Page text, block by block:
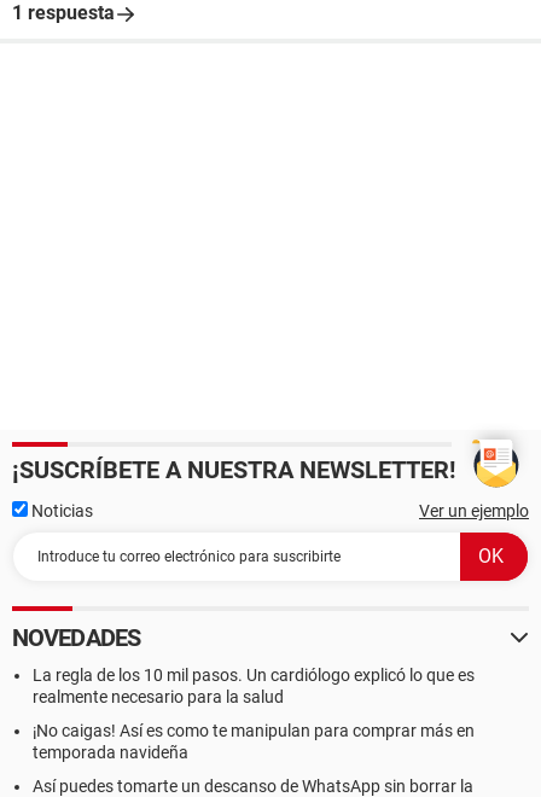
1 respuesta
¡SUSCRÍBETE A NUESTRA NEWSLETTER!
Noticias Ver un ejemplo
NOVEDADES
La regla de los 10 mil pasos. Un cardiólogo explicó lo que es
realmente necesario para la salud
¡No caigas! Así es como te manipulan para comprar más en
temporada navideña
Así puedes tomarte un descanso de WhatsApp sin borrar la